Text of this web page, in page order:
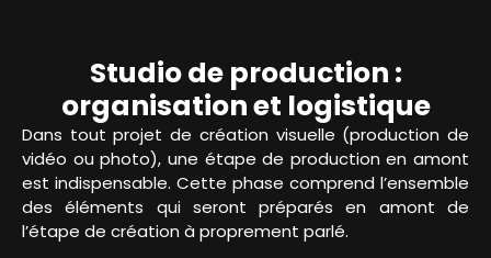
Studio de production :
organisation et logistique
Dans tout projet de création visuelle (production de
vidéo ou photo), une étape de production en amont
est indispensable. Cette phase comprend l’ensemble
des éléments qui seront préparés en amont de
l’étape de création à proprement parlé.